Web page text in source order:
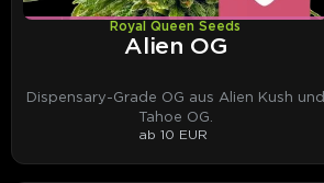
Royal Queen Seeds
Alien OG
Dispensary-Grade OG aus Alien Kush und
Tahoe OG.
ab 10 EUR